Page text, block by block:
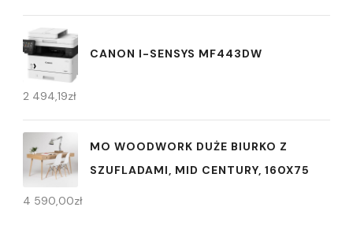
CANON I-SENSYS MF443DW
2 494,19zł
MO WOODWORK DUŻE BIURKO Z
SZUFLADAMI, MID CENTURY, 160X75
4 590,00zł